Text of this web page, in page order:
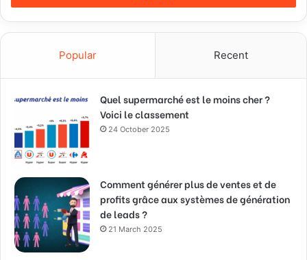
Popular Recent
Quel supermarché est le moins cher ?
Voici le classement
24 October 2025
Comment générer plus de ventes et de
profits grâce aux systèmes de génération
de leads ?
21 March 2025